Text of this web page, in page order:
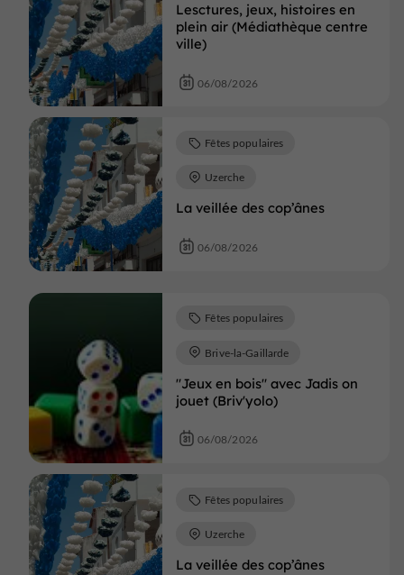
Lesctures, jeux, histoires en
plein air (Médiathèque centre
ville)
06/08/2026
La veillée des cop’ânes
Fêtes populaires
Uzerche
06/08/2026
"Jeux en bois" avec Jadis on
jouet (Briv'yolo)
Fêtes populaires
Brive-la-Gaillarde
06/08/2026
La veillée des cop’ânes
Fêtes populaires
Uzerche